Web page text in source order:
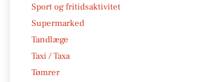
Sport og fritidsaktivitet
Supermarked
Tandlæge
Taxi / Taxa
Tømrer